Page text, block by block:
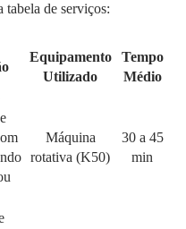
tabela de serviços:
Equipamento
Utilizado
Tempo
Médio
Máquina
rotativa (K50)
30 a 45
min